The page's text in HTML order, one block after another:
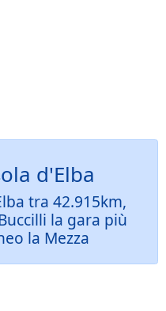
d'Elba
tra 42.915km,
la gara più
la Mezza